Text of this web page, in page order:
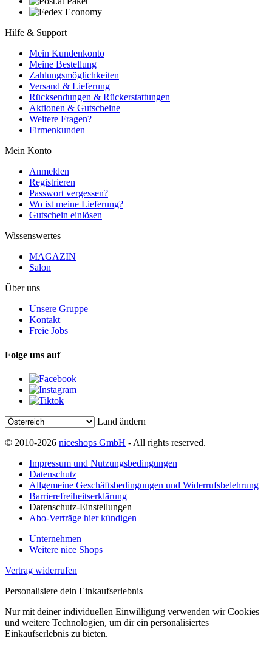
Hilfe & Support
Mein Kundenkonto
Meine Bestellung
Zahlungsmöglichkeiten
Versand & Lieferung
Rücksendungen & Rückerstattungen
Aktionen & Gutscheine
Weitere Fragen?
Firmenkunden
Mein Konto
Anmelden
Registrieren
Passwort vergessen?
Wo ist meine Lieferung?
Gutschein einlösen
Wissenswertes
MAGAZIN
Salon
Über uns
Unsere Gruppe
Kontakt
Freie Jobs
Folge uns auf
Land ändern
© 2010-2026 niceshops GmbH - All rights reserved.
Impressum und Nutzungsbedingungen
Datenschutz
Allgemeine Geschäftsbedingungen und Widerrufsbelehrung
Barrierefreiheitserklärung
Datenschutz-Einstellungen
Abo-Verträge hier kündigen
Unternehmen
Weitere nice Shops
Vertrag widerrufen
Personalisiere dein Einkaufserlebnis
Nur mit deiner individuellen Einwilligung verwenden wir Cookies
und weitere Technologien, um dir ein personalisiertes
Einkaufserlebnis zu bieten.